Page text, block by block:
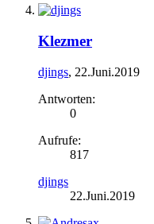
Klezmer
djings, 22.Juni.2019
Antworten:
0
Aufrufe:
817
djings
22.Juni.2019